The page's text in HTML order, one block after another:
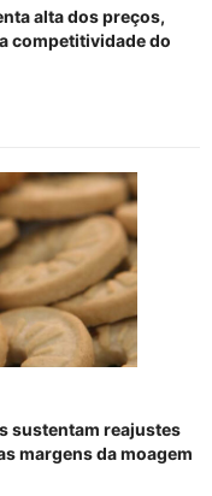
alta dos preços,
competitividade do
sustentam reajustes
margens da moagem